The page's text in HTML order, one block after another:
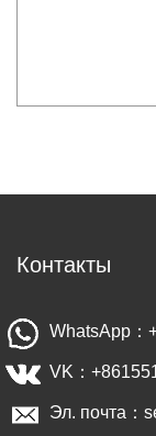
Контакты
WhatsApp：
VK：
Эл. почта：